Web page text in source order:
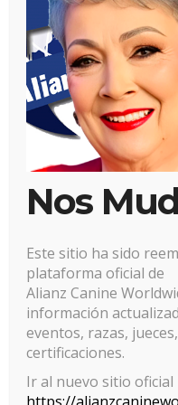
Gestionar
de las
Nos
Este sitio ha sido
plataforma oficial de
Alianz Canine
información
eventos, razas,
certificaciones.
Ir al nuevo sitio